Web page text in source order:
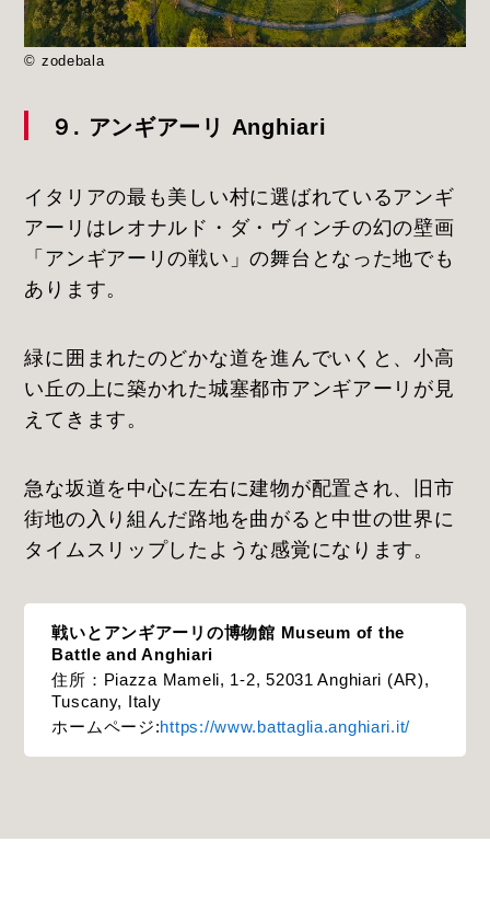
© zodebala
９. アンギアーリ Anghiari
イタリアの最も美しい村に選ばれているアンギ
アーリはレオナルド・ダ・ヴィンチの幻の壁画
「アンギアーリの戦い」の舞台となった地でも
あります。
緑に囲まれたのどかな道を進んでいくと、小高
い丘の上に築かれた城塞都市アンギアーリが見
えてきます。
急な坂道を中心に左右に建物が配置され、旧市
街地の入り組んだ路地を曲がると中世の世界に
タイムスリップしたような感覚になります。
戦いとアンギアーリの博物館 Museum of the
Battle and Anghiari
住所：Piazza Mameli, 1-2, 52031 Anghiari (AR),
Tuscany, Italy
ホームページ:https://www.battaglia.anghiari.it/